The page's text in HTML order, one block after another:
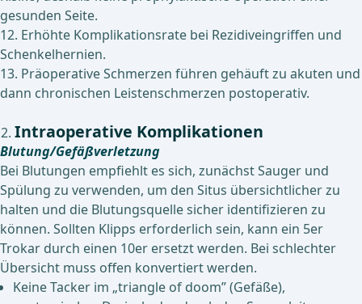
gesunden Seite.
12. Erhöhte Komplikationsrate bei Rezidiveingriffen und
Schenkelhernien.
13. Präoperative Schmerzen führen gehäuft zu akuten und
dann chronischen Leistenschmerzen postoperativ.
Intraoperative Komplikationen
Blutung/Gefäßverletzung
Bei Blutungen empfiehlt es sich, zunächst Sauger und
Spülung zu verwenden, um den Situs übersichtlicher zu
halten und die Blutungsquelle sicher identifizieren zu
können. Sollten Klipps erforderlich sein, kann ein 5er
Trokar durch einen 10er ersetzt werden. Bei schlechter
Übersicht muss offen konvertiert werden.
Keine Tacker im „triangle of doom” (Gefäße),